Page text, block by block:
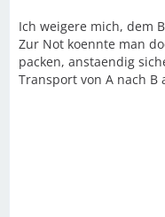
Ich weigere mich, dem
Zur Not koennte man
packen, anstaendig
Transport von A nach B